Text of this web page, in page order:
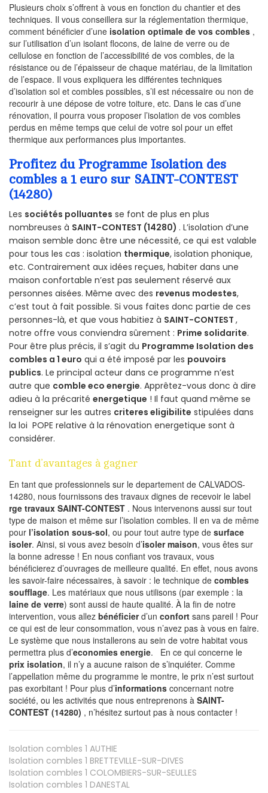
Plusieurs choix s’offrent à vous en fonction du chantier et des
techniques. Il vous conseillera sur la réglementation thermique,
comment bénéficier d’une isolation optimale de vos combles ,
sur l’utilisation d’un isolant flocons, de laine de verre ou de
cellulose en fonction de l’accessibilité de vos combles, de la
résistance ou de l’épaisseur de chaque matériau, de la limitation
de l’espace. Il vous expliquera les différentes techniques
d’isolation sol et combles possibles, s’il est nécessaire ou non de
recourir à une dépose de votre toiture, etc. Dans le cas d’une
rénovation, il pourra vous proposer l’isolation de vos combles
perdus en même temps que celui de votre sol pour un effet
thermique aux performances plus importantes.
Profitez du Programme Isolation des
combles a 1 euro sur SAINT-CONTEST
(14280)
Les sociétés polluantes se font de plus en plus
nombreuses à SAINT-CONTEST (14280) . L’isolation d’une
maison semble donc être une nécessité, ce qui est valable
pour tous les cas : isolation thermique, isolation phonique,
etc. Contrairement aux idées reçues, habiter dans une
maison confortable n’est pas seulement réservé aux
personnes aisées. Même avec des revenus modestes,
c’est tout à fait possible. Si vous faites donc partie de ces
personnes-là, et que vous habitiez à SAINT-CONTEST ,
notre offre vous conviendra sûrement : Prime solidarite.
Pour être plus précis, il s’agit du Programme Isolation des
combles a 1 euro qui a été imposé par les pouvoirs
publics. Le principal acteur dans ce programme n’est
autre que comble eco energie. Apprêtez-vous donc à dire
adieu à la précarité energetique ! Il faut quand même se
renseigner sur les autres criteres eligibilite stipulées dans
la loi POPE relative à la rénovation energetique sont à
considérer.
Tant d’avantages à gagner
En tant que professionnels sur le departement de CALVADOS-
14280, nous fournissons des travaux dignes de recevoir le label
rge travaux SAINT-CONTEST . Nous intervenons aussi sur tout
type de maison et même sur l’isolation combles. Il en va de même
pour l’isolation sous-sol, ou pour tout autre type de surface
isoler. Ainsi, si vous avez besoin d’isoler maison, vous êtes sur
la bonne adresse ! En nous confiant vos travaux, vous
bénéficierez d’ouvrages de meilleure qualité. En effet, nous avons
les savoir-faire nécessaires, à savoir : le technique de combles
soufflage. Les matériaux que nous utilisons (par exemple : la
laine de verre) sont aussi de haute qualité. À la fin de notre
intervention, vous allez bénéficierd’un confort sans pareil ! Pour
ce qui est de leur consommation, vous n’avez pas à vous en faire.
Le système que nous installerons au sein de votre habitat vous
permettra plus d’economies energie. En ce qui concerne le
prix isolation, il n’y a aucune raison de s’inquiéter. Comme
l’appellation même du programme le montre, le prix n’est surtout
pas exorbitant ! Pour plus d’informations concernant notre
société, ou les activités que nous entreprenons à SAINT-
CONTEST (14280) , n’hésitez surtout pas à nous contacter !
Isolation combles 1 AUTHIE
Isolation combles 1 BRETTEVILLE-SUR-DIVES
Isolation combles 1 COLOMBIERS-SUR-SEULLES
Isolation combles 1 DANESTAL